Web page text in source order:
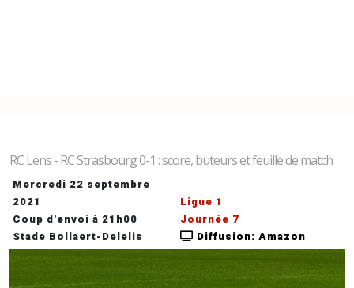
RC Lens - RC Strasbourg 0-1 : score, buteurs et feuille de match
Mercredi 22 septembre
2021
Coup d'envoi à 21h00
Stade Bollaert-Delelis
Ligue 1
Journée 7
Diffusion: Amazon